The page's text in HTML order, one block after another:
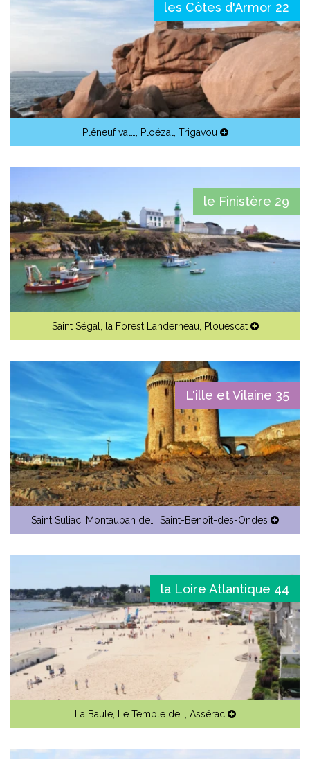
les Côtes d'Armor 22
Pléneuf val…, Ploézal, Trigavou
le Finistère 29
Saint Ségal, la Forest Landerneau, Plouescat
L'ille et Vilaine 35
Saint Suliac, Montauban de…, Saint-Benoît-des-Ondes
la Loire Atlantique 44
La Baule, Le Temple de…, Assérac